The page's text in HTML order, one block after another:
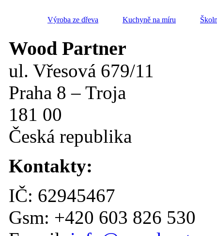
Výroba ze dřeva Kuchyně na míru
Wood Partner
ul. Vřesová 679/11
Praha 8 – Troja
181 00
Česká republika
Kontakty:
IČ: 62945467
Gsm: +420 603 826 530